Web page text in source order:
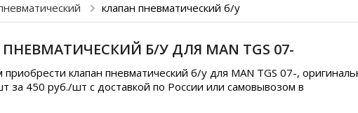
клапан пневматический б/у
Б/У ДЛЯ MAN TGS 07-
приобрести клапан пневматический б/у для MAN TGS 07-,
за 450 руб./шт с доставкой по России или самовывозом в